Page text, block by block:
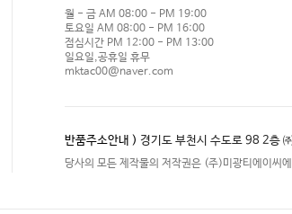
월 - 금 AM 08:00 - PM 19:00
토요일 AM 08:00 - PM 16:00
점심시간 PM 12:00 - PM 13:00
일요일,공휴일 휴무
mktac00@naver.com
반품주소안내 ) 경기도 부천시 수도로 98 2층
당사의 모든 제작물의 저작권은 (주)미광티에이씨